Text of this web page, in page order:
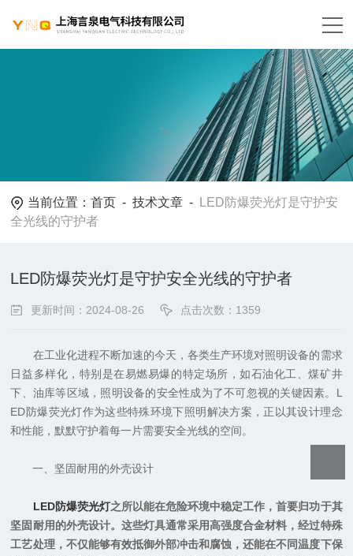
当前位置：首页 -技术文章 -
LED防爆荧光灯是守护安
全光线的守护者
LED防爆荧光灯是守护安全光线的守护者
更新时间：2024-08-26 点击次数：1359
在工业化进程不断加速的今天，各类生产环境对照明设备的需求
日益多样化，特别是在易燃易爆的特定场所，如石油化工、煤矿井
下、油库等区域，照明设备的安全性成为了不可忽视的关键因素。L
ED防爆荧光灯作为这些特殊环境下照明解决方案，正以其设计理念
和性能，默默守护着每一片需要安全光线的空间。
一、坚固耐用的外壳设计
LED防爆荧光灯之所以能在危险环境中稳定工作，首要归功于其
坚固耐用的外壳设计。这些灯具通常采用高强度合金材料，经过特殊
工艺处理，不仅能够有效抵御外部冲击和腐蚀，还能在不同温度下保